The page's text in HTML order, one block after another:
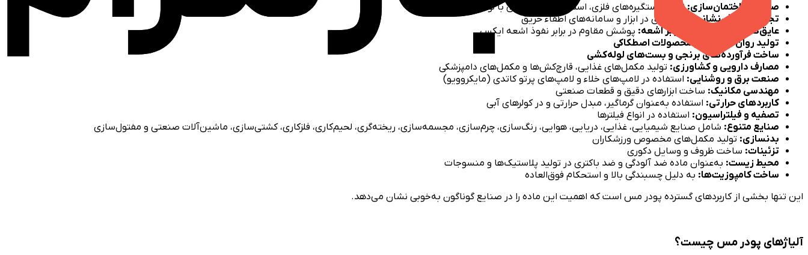
صنعت ساختمان‌سازی:تولید دستگیره‌های فلزی، استفاده در لوله‌کشی با لوله‌های مسی
تجهیزات آتش‌نشانی:
به‌کارگیری در ابزار و سامانه‌های اطفاء حریق
عایق‌کاری و محافظت در برابر اشعه: پوشش مقاوم در برابر نفوذ اشعه ایکس
تولید روان‌کننده‌ها و محصولات اصطکاکی
ساخت فرآورده‌های برنجی و بست‌های لوله‌کشی
مصارف دارویی و کشاورزی: تولید مکمل‌های غذایی، قارچ‌کش‌ها و مکمل‌های دامپزشکی
صنعت برق و روشنایی: استفاده در لامپ‌های خلاء و لامپ‌های پرتو کاتدی (مایکروویو)
مهندسی مکانیک: ساخت ابزارهای دقیق و قطعات صنعتی
کاربردهای حرارتی: استفاده به‌عنوان گرماگیر، مبدل حرارتی و در کولرهای آبی
تصفیه و فیلتراسیون: استفاده در انواع فیلترها
صنایع متنوع: شامل صنایع شیمیایی، غذایی، دریایی، هوایی، رنگ‌سازی، چرم‌سازی، مجسمه‌سازی، ریخته‌گری، لحیم‌کاری، فلزکاری، کشتی‌سازی، ماشین‌آلات صنعتی و مفتول‌سازی
بدنسازی: تولید مکمل‌های مخصوص ورزشکاران
تزئینات: ساخت ظروف و وسایل دکوری
محیط زیست: به‌عنوان ماده ضد آلودگی و ضد باکتری در تولید پلاستیک‌ها و منسوجات
ساخت کامپوزیت‌ها: به دلیل چسبندگی بالا و استحکام فوق‌العاده
این تنها بخشی از کاربردهای گسترده پودر مس است که اهمیت این ماده را در صنایع گوناگون به‌خوبی نشان می‌دهد.
آلیاژهای پودر مس چیست؟